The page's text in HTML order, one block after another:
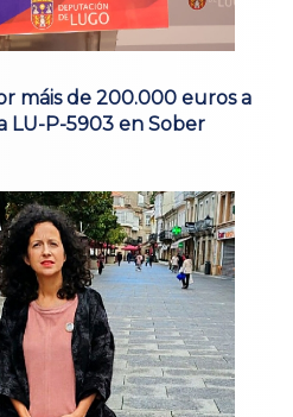
máis de 200.000 euros a
LU-P-5903 en Sober